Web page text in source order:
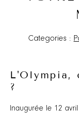
Categories :
L'Olympia,
?
Inaugurée le 12